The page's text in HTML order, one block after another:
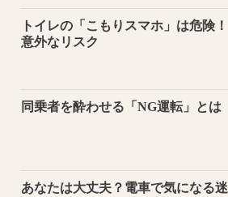
トイレの「こもりスマホ」は危険！
意外なリスク
同乗者を酔わせる「NG運転」とは
あなたは大丈夫？電車で気になる迷